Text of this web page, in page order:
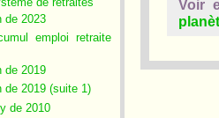
de 2023
emploi retraite
de 2019
de 2019 (suite 1)
de 2010
Voir